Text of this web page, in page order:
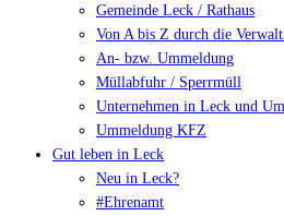
Gemeinde Leck / Rathaus
Von A bis Z durch die
An- bzw. Ummeldung
Müllabfuhr / Sperrmüll
Unternehmen in Leck und
Ummeldung KFZ
Gut leben in Leck
Neu in Leck?
#Ehrenamt